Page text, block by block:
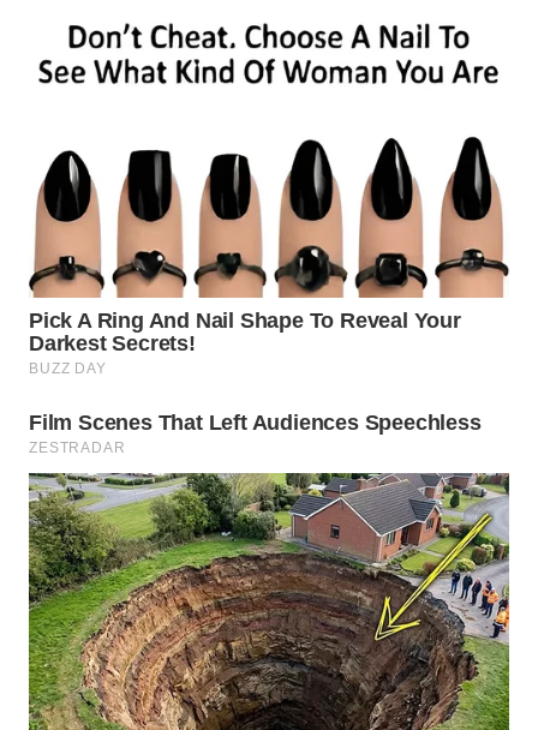
WN
PADANG
LAWAS
SUMEDANG
WN
WN
KEPULAUAN
SERIBU
WN
TANGERANG
WN
BINJAI
WN
CIREBON
WN
INDRAMAYU